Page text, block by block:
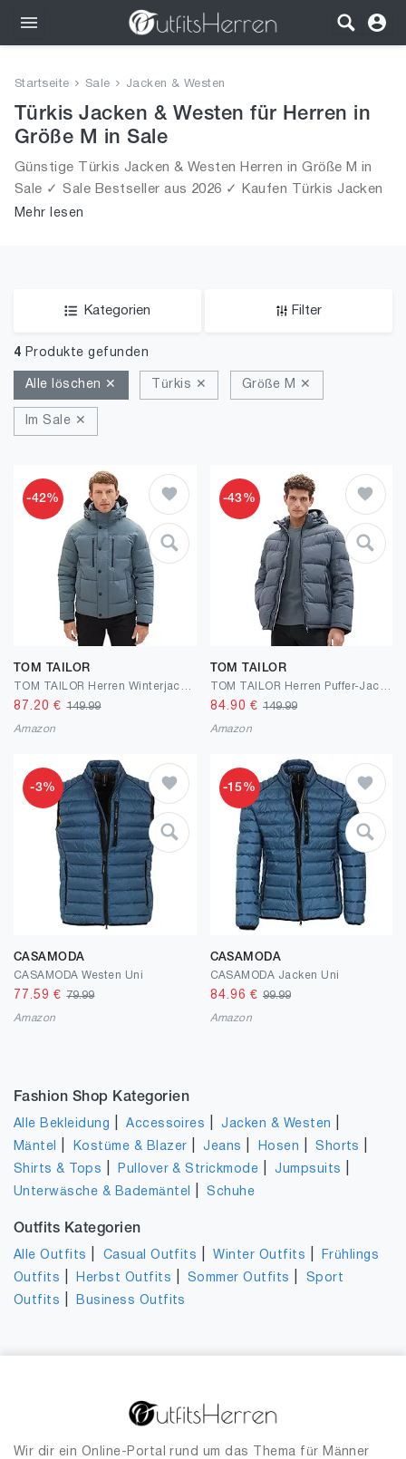
Bekleidung
Schuhe
Startseite Sale Jacken & Westen
Türkis Jacken & Westen für Herren in
Größe M in Sale
Günstige Türkis Jacken & Westen Herren in Größe M in
Sale ✓ Sale Bestseller aus 2026 ✓ Kaufen Türkis Jacken
& Westen für Männer in Größe M in Sale!
Mehr lesen
Kategorien Filter
4 Produkte gefunden
Alle löschen ✕ Türkis ✕ Größe M ✕
Im Sale ✕
-42%
TOM TAILOR
87.20 €149.99
Amazon
-43%
TOM TAILOR
84.90 € 149.99
Amazon
-3%
CASAMODA
CASAMODA Westen Uni
77.59 €79.99
Amazon
-15%
CASAMODA
CASAMODA Jacken Uni
84.96 € 99.99
Amazon
Fashion Shop Kategorien
Alle Bekleidung |Accessoires |Jacken & Westen
Mäntel Kostüme & Blazer |Jeans Hosen |Shorts
Shirts & Tops Pullover & Strickmode |Jumpsuits
Unterwäsche & Bademäntel |Schuhe
Outfits Kategorien
Alle Outfits Casual Outfits |Winter Outfits
Frühlings
Outfits
Herbst Outfits Sommer Outfits
Sport
Outfits
Business Outfits
Wir dir ein Online-Portal rund um das Thema für Männer